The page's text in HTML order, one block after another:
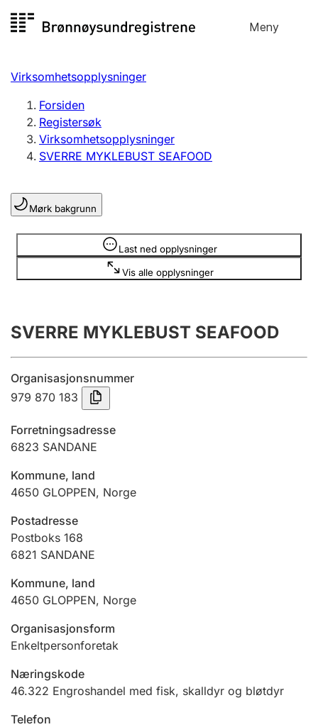
til
Meny
Registersøk
Aksjeselskap
Enkeltpersonforetak
Registrere, endre, slette
Lag og forening
Registrere, endre, slette
Innsending og forsinkelsesgebyr
Tinglysing
Betaling og jegeravgiftskort
Ektepaktveileder
Offentlig sektor
Andre tema
Virksomhetsopplysninger
Forsiden
Registersøk
Virksomhetsopplysninger
SVERRE MYKLEBUST SEAFOOD
Mørk bakgrunn
Last ned opplysninger
Vis alle opplysninger
Opplysninger er skjult
SVERRE MYKLEBUST SEAFOOD
Organisasjonsnummer
979 870 183
Forretningsadresse
6823 SANDANE
Kommune, land
4650 GLOPPEN, Norge
Postadresse
Postboks 168
6821 SANDANE
Kommune, land
4650 GLOPPEN, Norge
Organisasjonsform
Enkeltpersonforetak
Næringskode
46.322 Engroshandel med fisk, skalldyr og bløtdyr
Telefon